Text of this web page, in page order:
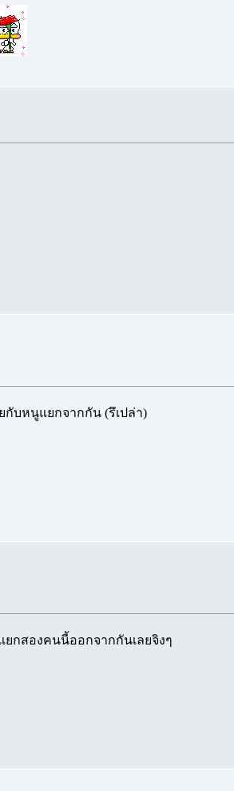
บหนูแยกจากกัน (รึเปล่า)
กสองคนนี้ออกจากกันเลยจิงๆ